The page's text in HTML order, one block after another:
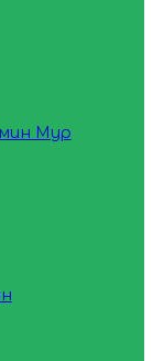
Мур